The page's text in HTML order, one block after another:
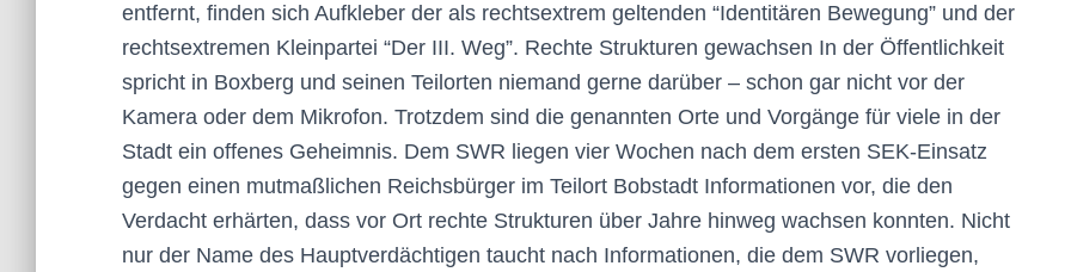
entfernt, finden sich Aufkleber der als rechtsextrem geltenden “Identitären Bewegung” und der
rechtsextremen Kleinpartei “Der III. Weg”. Rechte Strukturen gewachsen In der Öffentlichkeit
spricht in Boxberg und seinen Teilorten niemand gerne darüber – schon gar nicht vor der
Kamera oder dem Mikrofon. Trotzdem sind die genannten Orte und Vorgänge für viele in der
Stadt ein offenes Geheimnis. Dem SWR liegen vier Wochen nach dem ersten SEK-Einsatz
gegen einen mutmaßlichen Reichsbürger im Teilort Bobstadt Informationen vor, die den
Verdacht erhärten, dass vor Ort rechte Strukturen über Jahre hinweg wachsen konnten. Nicht
nur der Name des Hauptverdächtigen taucht nach Informationen, die dem SWR vorliegen,